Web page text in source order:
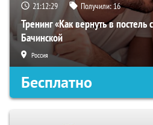
21:12:28 Получили:16
Тренинг «Как вернуть в постель
Бачинской
Россия
Бесплатно